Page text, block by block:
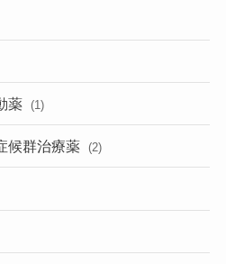
薬 (1)
候群治療薬 (2)